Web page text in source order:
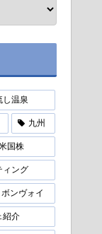
し温泉
九州
国株
ィング
ンヴォイ
紹介